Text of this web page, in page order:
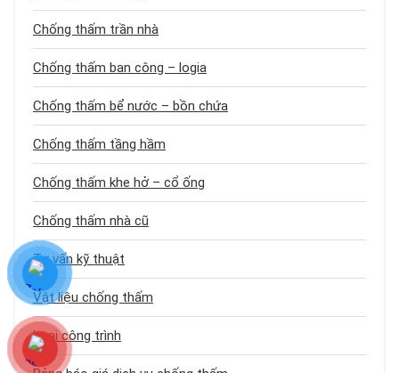
Chống thấm trần nhà
Chống thấm ban công – logia
Chống thấm bể nước – bồn chứa
Chống thấm tầng hầm
Chống thấm khe hở – cổ ống
Chống thấm nhà cũ
Tư vấn kỹ thuật
Vật liệu chống thấm
Loại công trình